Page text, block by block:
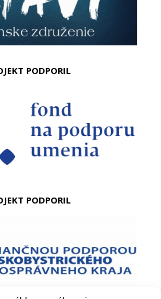
PODPORIL
PODPORIL